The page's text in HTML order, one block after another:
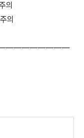
의
의